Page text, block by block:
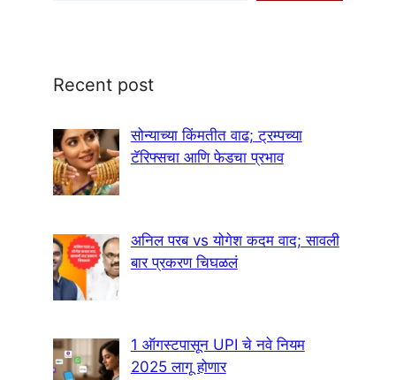
Recent post
सोन्याच्या किंमतीत वाढ; ट्रम्पच्या
टॅरिफ्सचा आणि फेडचा प्रभाव
अनिल परब vs योगेश कदम वाद; सावली
बार प्रकरण चिघळलं
1 ऑगस्टपासून UPI चे नवे नियम
2025 लागू होणार